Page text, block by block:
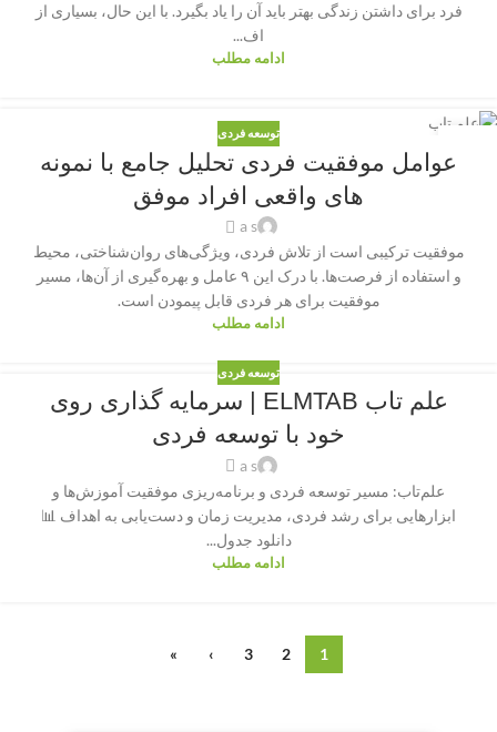
فرد برای داشتن زندگی بهتر باید آن را یاد بگیرد. با این حال، بسیاری از
اف...
ادامه مطلب
اکتبر
توسعه فردی
عوامل موفقیت فردی تحلیل جامع با نمونه
های واقعی افراد موفق
a s
موفقیت ترکیبی است از تلاش فردی، ویژگی‌های روان‌شناختی، محیط
و استفاده از فرصت‌ها. با درک این ۹ عامل و بهره‌گیری از آن‌ها، مسیر
موفقیت برای هر فردی قابل پیمودن است.
ادامه مطلب
توسعه فردی
علم تاب ELMTAB | سرمایه گذاری روی
خود با توسعه فردی
a s
علم‌تاب: مسیر توسعه فردی و برنامه‌ریزی موفقیت آموزش‌ها و
ابزارهایی برای رشد فردی، مدیریت زمان و دست‌یابی به اهداف 📊
دانلود جدول...
ادامه مطلب
1
2
3
›
»